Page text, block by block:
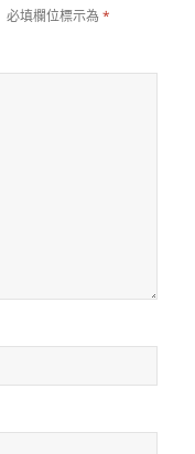
必填欄位標示為*